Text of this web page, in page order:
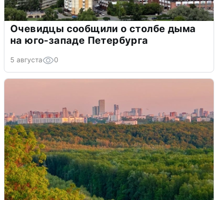
Очевидцы сообщили о столбе дыма
на юго-западе Петербурга
5 августа 0